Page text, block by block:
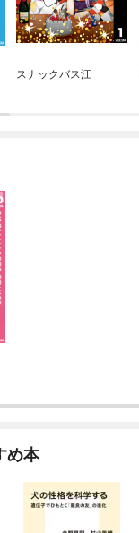
スナックバス江
め本